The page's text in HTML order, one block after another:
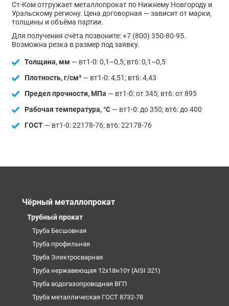
Ст-Ком отгружает металлопрокат по Нижнему Новгороду и
Уральскому региону. Цена договорная — зависит от марки,
толщины и объёма партии.
Для получения счёта позвоните: +7 (800) 350-80-95.
Возможна резка в размер под заявку.
Толщина, мм — вт1-0: 0,1–0,5; вт6: 0,1–0,5
Плотность, г/см³— вт1-0: 4,51; вт6: 4,43
Предел прочности, МПа — вт1-0: от 345; вт6: от 895
Рабочая температура, °С— вт1-0: до 350; вт6: до 400
ГОСТ— вт1-0: 22178-76; вт6: 22178-76
Чёрный металлопрокат
Трубный прокат
Труба Бесшовная
Труба профильная
Труба Электросварная
Труба нержавеющая 12х18н10т (AISI 321)
Труба водогазопроводная ВГП
Труба металлическая ГОСТ 8732-78